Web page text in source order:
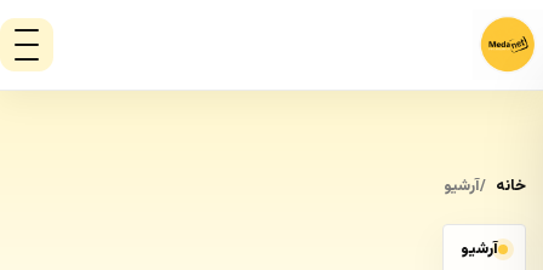
خانه آرشیو
آرشیو